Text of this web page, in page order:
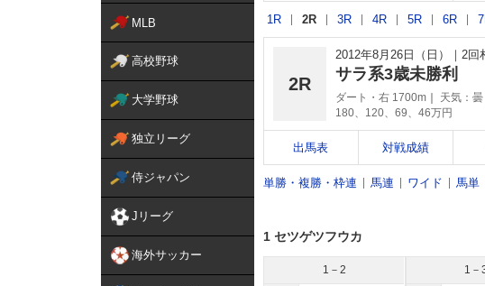
MLB
高校野球
大学野球
独立リーグ
侍ジャパン
Jリーグ
海外サッカー
1R 2R 3R 4R 5R 6R
2R
2012年8月26日（日） 2回
サラ系3歳未勝利
ダート・右 1700m 天気： 曇
180、120、69、46万円
出馬表 対戦成績
単勝・複勝・枠連 馬連 ワイド 馬単
1 セツゲツフウカ
1－2 1－